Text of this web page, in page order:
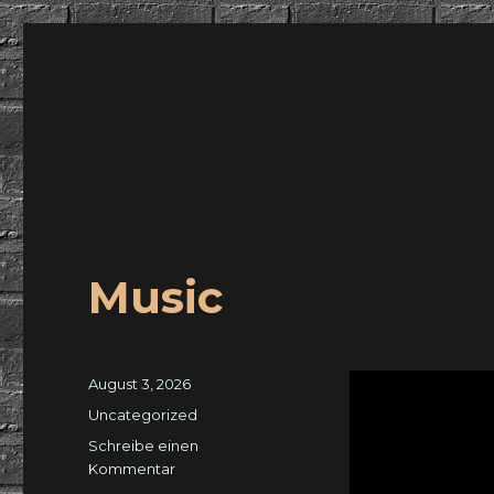
Music
Veröffentlicht
August 3, 2026
Kategorien
Uncategorized
Schreibe einen
Kommentarzu